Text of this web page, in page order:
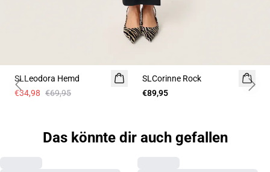
SLLeodora Hemd
€34,98 €69,95
SLCorinne Rock
€89,95
Previous slide Next
Das könnte dir auch gefallen